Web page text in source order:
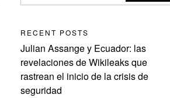
RECENT POSTS
Julian Assange y Ecuador: las
revelaciones de Wikileaks que
rastrean el inicio de la crisis de
seguridad